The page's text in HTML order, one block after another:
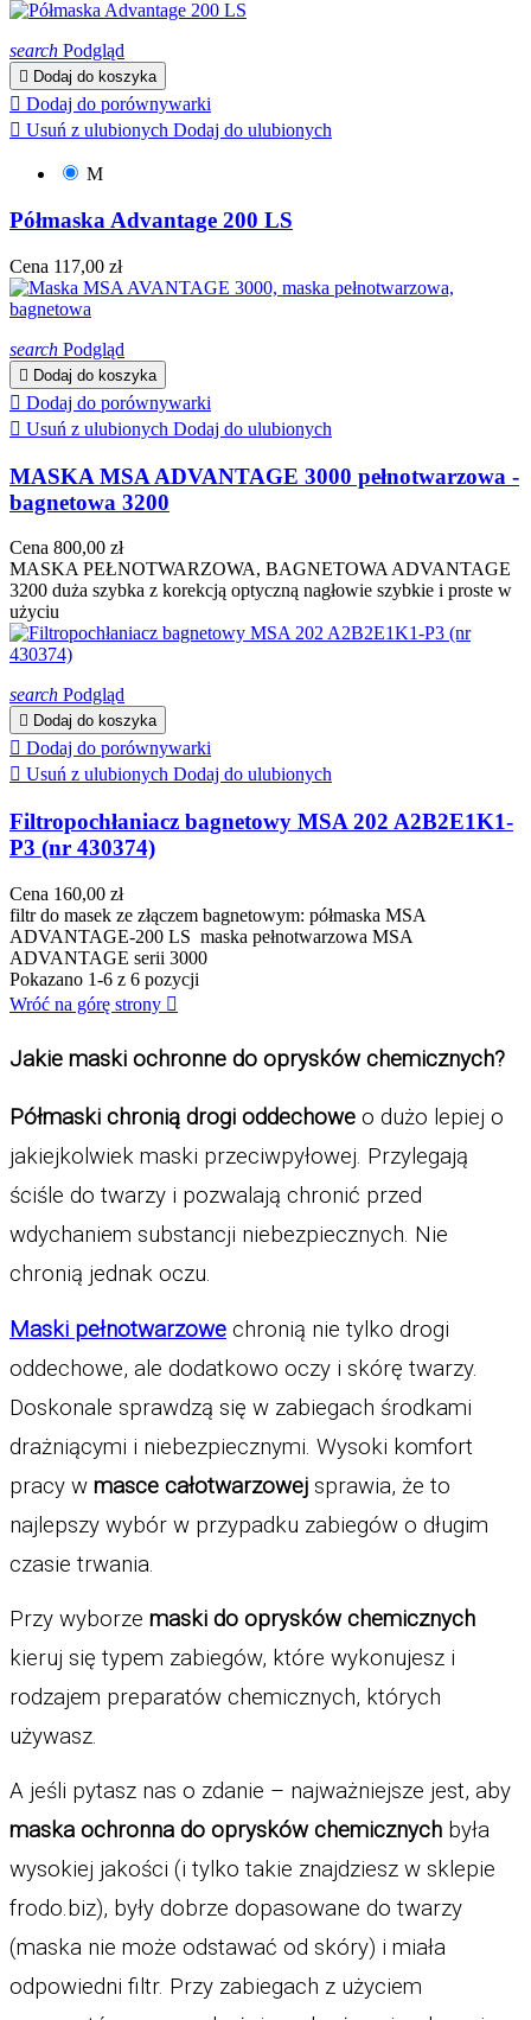
search Podgląd
 Dodaj do koszyka
 Dodaj do porównywarki
 Usuń z ulubionych Dodaj do ulubionych
M
Półmaska Advantage 200 LS
Cena 117,00 zł
search Podgląd
 Dodaj do koszyka
 Dodaj do porównywarki
 Usuń z ulubionych Dodaj do ulubionych
MASKA MSA ADVANTAGE 3000 pełnotwarzowa -
bagnetowa 3200
Cena 800,00 zł
MASKA PEŁNOTWARZOWA, BAGNETOWA ADVANTAGE
3200 duża szybka z korekcją optyczną nagłowie szybkie i proste w
użyciu
search Podgląd
 Dodaj do koszyka
 Dodaj do porównywarki
 Usuń z ulubionych Dodaj do ulubionych
Filtropochłaniacz bagnetowy MSA 202 A2B2E1K1-
P3 (nr 430374)
Cena 160,00 zł
filtr do masek ze złączem bagnetowym: półmaska MSA
ADVANTAGE-200 LS maska pełnotwarzowa MSA
ADVANTAGE serii 3000
Pokazano 1-6 z 6 pozycji
Wróć na górę strony 
Jakie maski ochronne do oprysków chemicznych?
Półmaski chronią drogi oddechowe o dużo lepiej o
jakiejkolwiek maski przeciwpyłowej. Przylegają
ściśle do twarzy i pozwalają chronić przed
wdychaniem substancji niebezpiecznych. Nie
chronią jednak oczu.
Maski pełnotwarzowe chronią nie tylko drogi
oddechowe, ale dodatkowo oczy i skórę twarzy.
Doskonale sprawdzą się w zabiegach środkami
drażniącymi i niebezpiecznymi. Wysoki komfort
pracy w masce całotwarzowej sprawia, że to
najlepszy wybór w przypadku zabiegów o długim
czasie trwania.
Przy wyborze maski do oprysków chemicznych
kieruj się typem zabiegów, które wykonujesz i
rodzajem preparatów chemicznych, których
używasz.
maska ochronna do oprysków chemicznych była
wysokiej jakości (i tylko takie znajdziesz w sklepie
frodo.biz), były dobrze dopasowane do twarzy
(maska nie może odstawać od skóry) i miała
odpowiedni filtr. Przy zabiegach z użyciem